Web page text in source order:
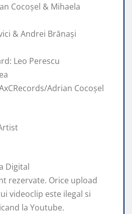
Cocoșel & Mihaela
& Andrei Brănași
Leo Perescu
Adrian Cocoșel
Digital
rezervate. Orice upload
videoclip este ilegal si
la Youtube.